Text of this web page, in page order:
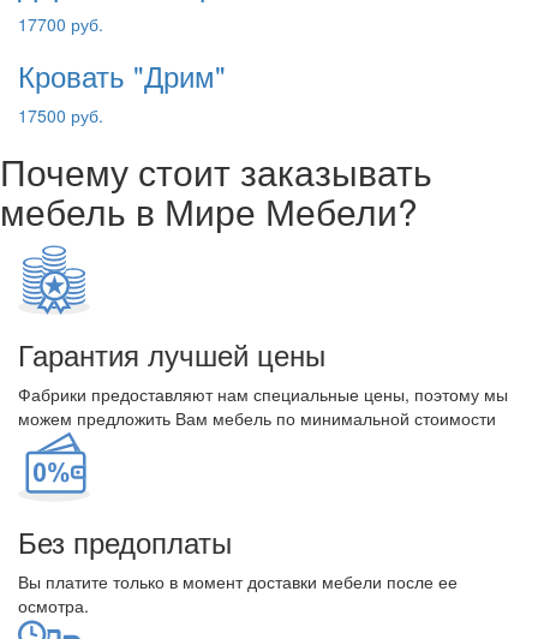
17700 руб.
Кровать "Дрим"
17500 руб.
Почему стоит заказывать
мебель в Мире Мебели?
Гарантия лучшей цены
Фабрики предоставляют нам специальные цены, поэтому мы
можем предложить Вам мебель по минимальной стоимости
Без предоплаты
Вы платите только в момент доставки мебели после ее
осмотра.